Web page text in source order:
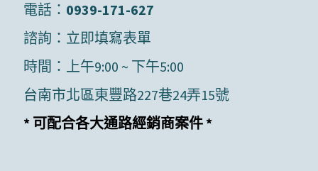
電話： 0939-171-627
諮詢： 立即填寫表單
時間：上午9:00 ~ 下午5:00
台南市北區東豐路227巷24弄15號
* 可配合各大通路經銷商案件 *